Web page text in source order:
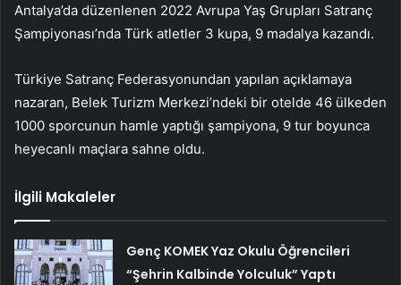
Antalya’da düzenlenen 2022 Avrupa Yaş Grupları Satranç
Şampiyonası’nda Türk atletler 3 kupa, 9 madalya kazandı.
Türkiye Satranç Federasyonundan yapılan açıklamaya
nazaran, Belek Turizm Merkezi’ndeki bir otelde 46 ülkeden
1000 sporcunun hamle yaptığı şampiyona, 9 tur boyunca
heyecanlı maçlara sahne oldu.
İlgili Makaleler
Genç KOMEK Yaz Okulu Öğrencileri
“Şehrin Kalbinde Yolculuk” Yaptı